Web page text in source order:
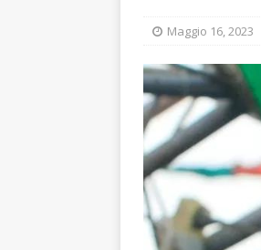
Maggio 16, 2023